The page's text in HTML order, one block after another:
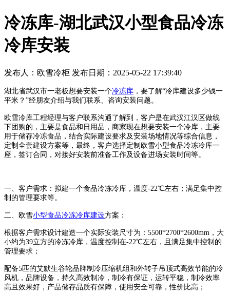
冷冻库-湖北武汉小型食品冷冻
冷库安装
发布人： 欧雪冷柜 发布日期： 2025-05-22 17:39:40
湖北省武汉市一老板想要安装一个冷冻库 ，要了解“冷库建设多少钱一
平米？”经朋友介绍与我们联系、咨询安装问题。
欧雪冷库工程经理与客户联系沟通了解到，客户是在武汉江汉区做线
下团购的，主要是食品和日用品，商家现在想要安装一个冷库，主要
用于储存冷冻食品，结合实际建设要求及安装场地情况等综合信息，
定制全套建设方案等，最终，客户选择定制欧雪小型食品冷冻冷库一
座，签订合同，对接好安装前准备工作及设备进场安装时间等。
一、客户需求：拟建一个食品冷冻冷库，温度-22℃左右；满足集中控
制的管理要求等。
二、欧雪小型食品冷冻冷库建设方案：
根据客户需求设计建造一个实际安装尺寸为：5500*2700*2600mm，大
小约为39立方的冷冻冷库，温度控制在-22℃左右，且满足集中控制的
管理要求；
配备5匹的艾默生谷轮品牌制冷压缩机组和外转子吊顶式高效节能的冷
风机，品牌设备，持久高效制冷，制冷有保证，运转平稳，制冷效率
高且效果好，产品储存品质有保障，使用安全可靠，性价比高；